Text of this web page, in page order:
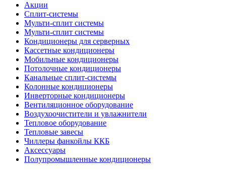
Акции
Сплит-системы
Мульти-сплит системы
Мульти-сплит системы
Кондиционеры для серверных
Кассетные кондиционеры
Мобильные кондиционеры
Потолочные кондиционеры
Канальные сплит-системы
Колонные кондиционеры
Инверторные кондиционеры
Вентиляционное оборудование
Воздухоочистители и увлажнители
Тепловое оборудование
Тепловые завесы
Чиллеры фанкойлы ККБ
Аксессуары
Полупромышленные кондиционеры